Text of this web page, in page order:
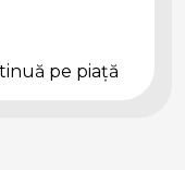
pe piață